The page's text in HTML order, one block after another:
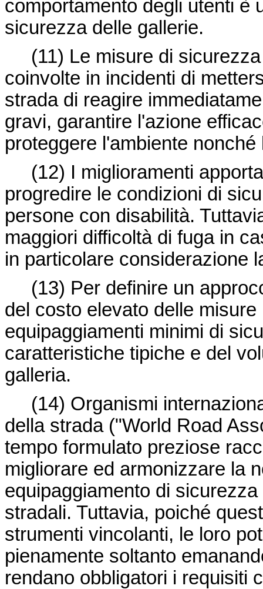
comportamento degli utenti è
sicurezza delle gallerie.
(11) Le misure di
coinvolte in incidenti di
strada di reagire
gravi, garantire l'azione
proteggere l'ambiente
(12) I miglioramenti
progredire le condizioni di
persone con disabilità.
maggiori difficoltà di fuga in
in particolare considerazione
(13) Per definire un
del costo elevato delle
equipaggiamenti minimi di
caratteristiche tipiche e del
galleria.
(14) Organismi
della strada ("World Road
tempo formulato preziose
migliorare ed armonizzare la
equipaggiamento di
stradali. Tuttavia, poiché
strumenti vincolanti, le loro
pienamente soltanto
rendano obbligatori i requisiti